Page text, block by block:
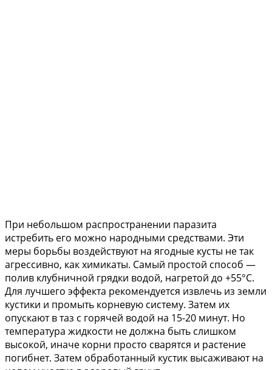
При небольшом распространении паразита
истребить его можно народными средствами. Эти
меры борьбы воздействуют на ягодные кусты не так
агрессивно, как химикаты. Самый простой способ —
полив клубничной грядки водой, нагретой до +55°С.
Для лучшего эффекта рекомендуется извлечь из земли
кустики и промыть корневую систему. Затем их
опускают в таз с горячей водой на 15-20 минут. Но
температура жидкости не должна быть слишком
высокой, иначе корни просто сварятся и растение
погибнет. Затем обработанный кустик высаживают на